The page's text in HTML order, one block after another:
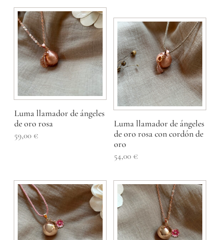
Luma llamador de ángeles
de oro rosa
59,00 €
Luma llamador de ángeles
de oro rosa con cordón de
oro
54,00 €